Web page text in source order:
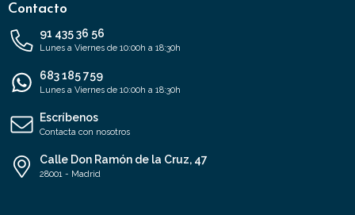
Contacto
91 435 36 56
Lunes a Viernes de 10:00h a 18:30h
683 185 759
Lunes a Viernes de 10:00h a 18:30h
Escríbenos
Contacta con nosotros
Calle Don Ramón de la Cruz, 47
28001 - Madrid